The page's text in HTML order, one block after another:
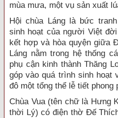
mùa mưa, một vụ sản xuất
Hội chùa Láng là bức
sinh hoạt của người Việt
kết hợp và hòa quyện giữa
Láng nằm trong hệ thống
phụ cận kinh thành Thăng
góp vào quá trình sinh hoạt
đô một tổng thể lễ tiết phong
Chùa Vua (tên chữ là Hưng
thời Lý) có điện thờ Đế